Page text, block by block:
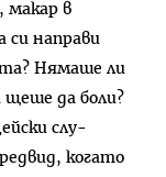
макар в
си направи
Нямаше ли
щеше да боли?
слу-
когато